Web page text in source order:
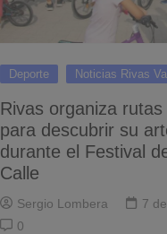
Deporte Noticias Rivas
Rivas organiza
para descubrir su
durante el Festival
Calle
Sergio Lombera
7
0